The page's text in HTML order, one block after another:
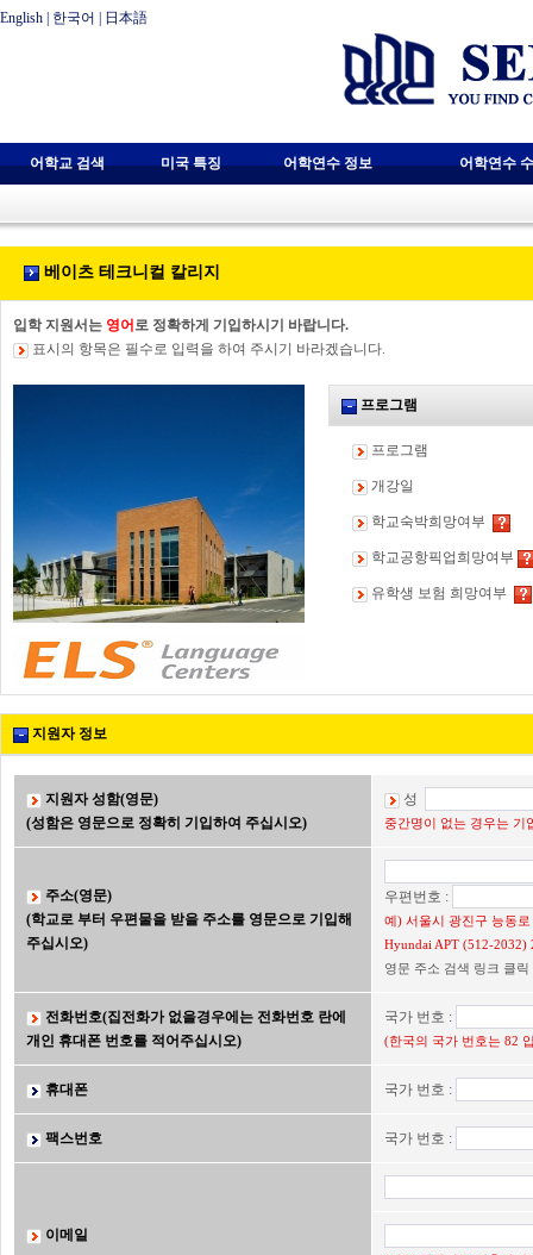
English 한국어 日本語
어학교 검색 미국 특징 어학연수 정보 어학연수
베이츠 테크니컬 칼리지
입학 지원서는 영어 로 정확하게 기입하시기 바랍니다.
표시의 항목은 필수로 입력을 하여 주시기 바라겠습니다.
프로그램
프로그램
개강일
학교숙박희망여부
학교공항픽업희망여부
유학생 보험 희망여부
지원자 정보
지원자 성함(영문)
(성함은 영문으로 정확히 기입하여 주십시오)
성
중간명이 없는 경우는 기
주소(영문)
(학교로 부터 우편물을 받을 주소를 영문으로 기입해
주십시오)
우편번호 :
예) 서울시 광진구 능동
Hyundai APT (512-2032)
영문 주소 검색 링크 클릭
전화번호(집전화가 없을경우에는 전화번호 란에
개인 휴대폰 번호를 적어주십시오)
국가 번호 :
(한국의 국가 번호는 82
휴대폰 국가 번호 :
팩스번호 국가 번호 :
이메일